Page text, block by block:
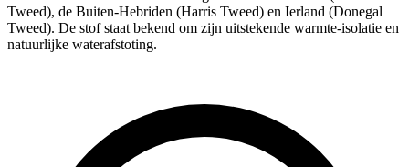
Tweed), de Buiten-Hebriden (Harris Tweed) en Ierland (Donegal
Tweed). De stof staat bekend om zijn uitstekende warmte-isolatie en
natuurlijke waterafstoting.